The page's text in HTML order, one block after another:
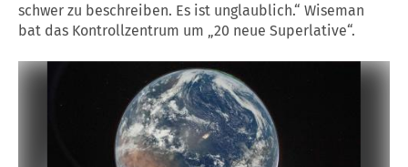
schwer zu beschreiben. Es ist unglaublich.“ Wiseman
bat das Kontrollzentrum um „20 neue Superlative“.